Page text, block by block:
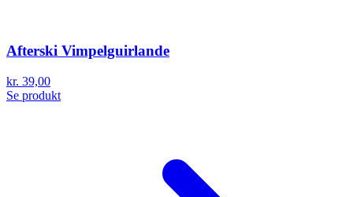
Afterski Vimpelguirlande
kr. 39,00
Se produkt